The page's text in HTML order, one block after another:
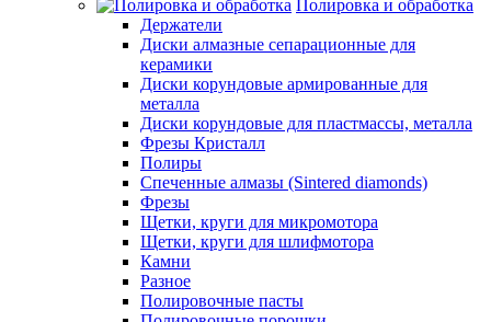
Полировка и обработка
Держатели
Диски алмазные сепарационные для
керамики
Диски корундовые армированные для
металла
Диски корундовые для пластмассы, металла
Фрезы Кристалл
Полиры
Спеченные алмазы (Sintered diamonds)
Фрезы
Щетки, круги для микромотора
Щетки, круги для шлифмотора
Камни
Разное
Полировочные пасты